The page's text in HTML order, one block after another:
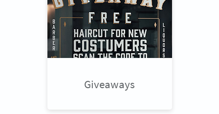
Giveaways